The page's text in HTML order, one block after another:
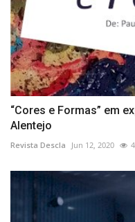
“Cores e Formas” em
Alentejo
Revista Descla Jun 12, 2020